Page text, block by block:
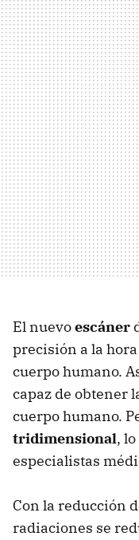
El nuevoescáner
precisión a la
cuerpo humano.
capaz de obtener
cuerpo humano.
tridimensional,
especialistas
Con la reducción
radiaciones se